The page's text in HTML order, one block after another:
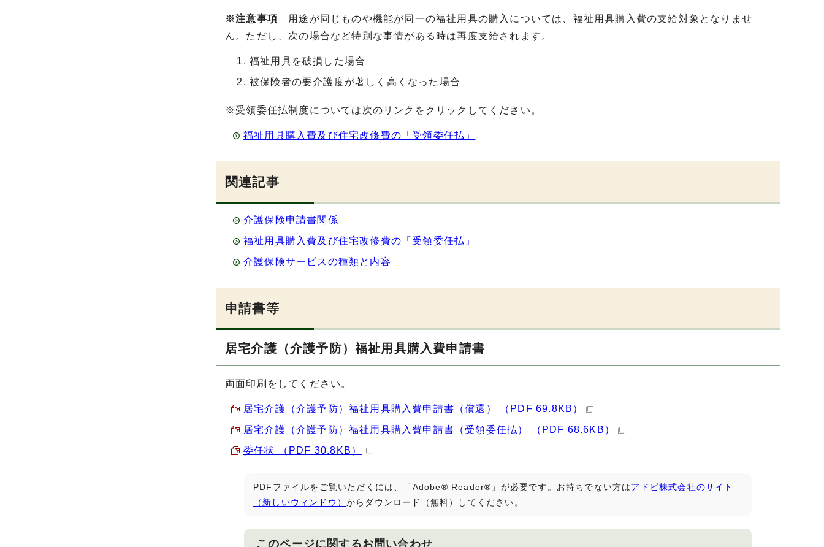
※注意事項 用途が同じものや機能が同一の福祉用具の購入については、福祉用具購入費の支給対象となりませ
ん。ただし、次の場合など特別な事情がある時は再度支給されます。
福祉用具を破損した場合
被保険者の要介護度が著しく高くなった場合
※受領委任払制度については次のリンクをクリックしてください。
福祉用具購入費及び住宅改修費の「受領委任払」
関連記事
介護保険申請書関係
福祉用具購入費及び住宅改修費の「受領委任払」
介護保険サービスの種類と内容
申請書等
居宅介護（介護予防）福祉用具購入費申請書
両面印刷をしてください。
居宅介護（介護予防）福祉用具購入費申請書（償還） （PDF 69.8KB）
居宅介護（介護予防）福祉用具購入費申請書（受領委任払） （PDF 68.6KB）
委任状 （PDF 30.8KB）
PDFファイルをご覧いただくには、「Adobe® Reader®」が必要です。お持ちでない方はアドビ株式会社のサイト
（新しいウィンドウ） からダウンロード（無料）してください。
このページに関するお問い合わせ